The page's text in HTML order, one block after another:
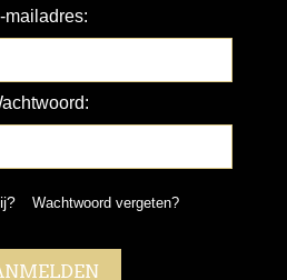
mailadres:
Wachtwoord vergeten?